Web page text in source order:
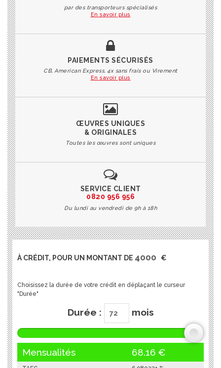
par des transporteurs spécialisés
En savoir plus
PAIEMENTS SÉCURISÉS
CB, American Express, 4x sans frais ou Virement
En savoir plus
ŒUVRES UNIQUES
& ORIGINALES
Toutes les œuvres sont uniques
SERVICE CLIENT
0820 956 956
Du lundi au vendredi de 9h à 18h
À CRÉDIT, POUR UN MONTANT DE €
Choisissez la durée de votre crédit en déplaçant le curseur
"Durée"
Durée : mois
Mensualités 68.16 €